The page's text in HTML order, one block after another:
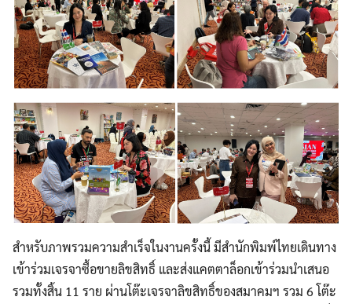
สำหรับภาพรวมความสำเร็จในงานครั้งนี้ มีสำนักพิมพ์ไทยเดินทาง
เข้าร่วมเจรจาซื้อขายลิขสิทธิ์ และส่งแคตตาล็อกเข้าร่วมนำเสนอ
รวมทั้งสิ้น 11 ราย ผ่านโต๊ะเจรจาลิขสิทธิ์ของสมาคมฯ รวม 6 โต๊ะ